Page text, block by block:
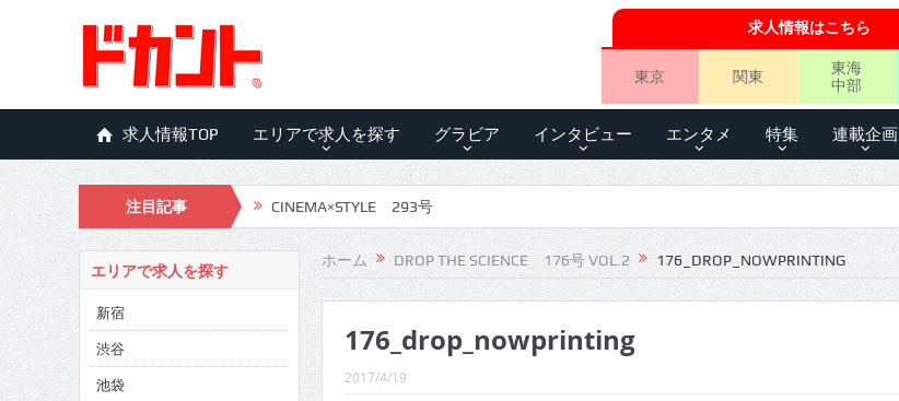
求人情報はこちら
東京 関東
東海
中部
求人情報TOP エリアで求人を探す グラビア インタビュー エンタメ 特集 連載企画
注目記事 CINEMA×STYLE 293号
CINEMA×STYLE 292号
CINEMA×STYLE 291号
CINEMA×STYLE 290号
CINEMA×STYLE 289号
ホーム DROP THE SCIENCE 176号 VOL.2 176_DROP_NOWPRINTING
176_drop_nowprinting
2017/4/19
エリアで求人を探す
新宿
渋谷
池袋